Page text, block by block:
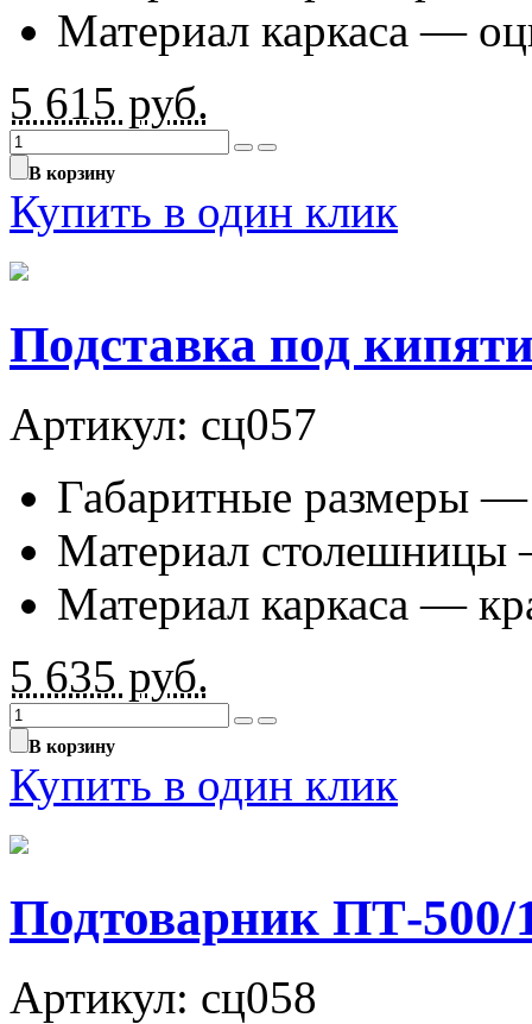
Материал каркаса —
5 615 руб.
В корзину
Купить в один клик
Подставка под
Артикул: сц057
Габаритные размеры
Материал
Материал каркаса —
5 635 руб.
В корзину
Купить в один клик
Подтоварник ПТ-500/
Артикул: сц058